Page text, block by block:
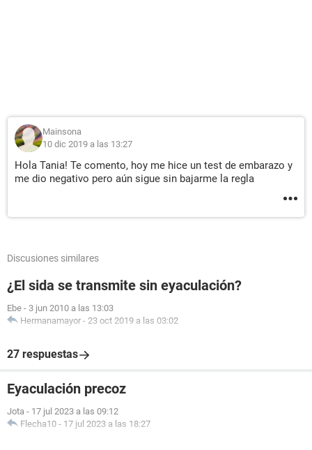
Mainsona
10 dic 2019 a las 13:27
Hola Tania! Te comento, hoy me hice un test de embarazo y
me dio negativo pero aún sigue sin bajarme la regla
Discusiones similares
¿El sida se transmite sin eyaculación?
Ebe - 3 jun 2010 a las 13:03
Hermanamayor - 23 oct 2019 a las 03:02
27 respuestas
Eyaculación precoz
Jota - 17 jul 2023 a las 09:12
Flecha10 - 17 jul 2023 a las 18:27